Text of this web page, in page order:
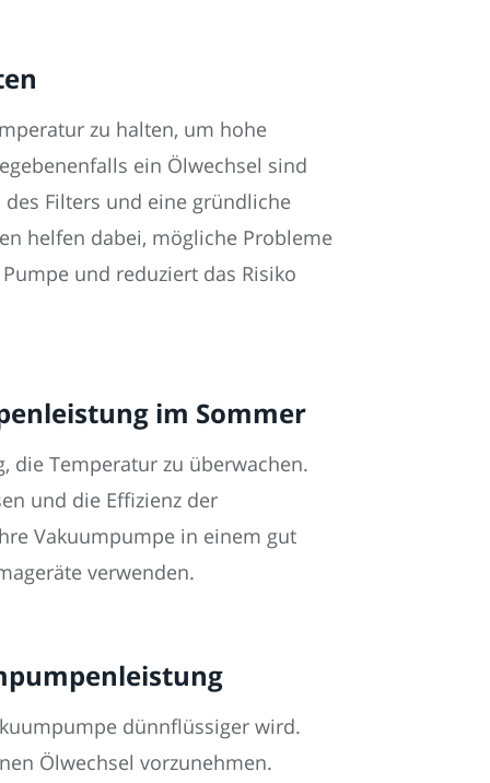
zu halten, um hohe
ein Ölwechsel sind
Filters und eine gründliche
helfen dabei, mögliche Probleme
und reduziert das Risiko
im Sommer
die Temperatur zu überwachen.
und die Effizienz der
Vakuumpumpe in einem gut
verwenden.
dünnflüssiger wird.
Ölwechsel vorzunehmen.